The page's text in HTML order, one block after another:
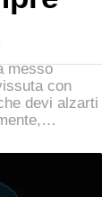
messo
con
devi alzarti